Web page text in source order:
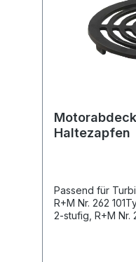
Haltezapfen
Passend für
R+M Nr. 262
2-stufig, R+M Nr.